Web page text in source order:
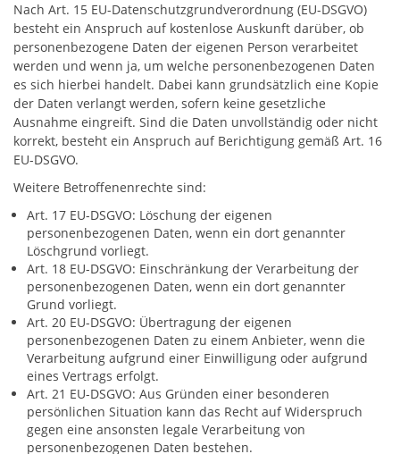
Nach Art. 15 EU-Datenschutzgrundverordnung (EU-DSGVO)
besteht ein Anspruch auf kostenlose Auskunft darüber, ob
personenbezogene Daten der eigenen Person verarbeitet
werden und wenn ja, um welche personenbezogenen Daten
es sich hierbei handelt. Dabei kann grundsätzlich eine Kopie
der Daten verlangt werden, sofern keine gesetzliche
Ausnahme eingreift. Sind die Daten unvollständig oder nicht
korrekt, besteht ein Anspruch auf Berichtigung gemäß Art. 16
EU-DSGVO.
Weitere Betroffenenrechte sind:
Art. 17 EU-DSGVO: Löschung der eigenen
personenbezogenen Daten, wenn ein dort genannter
Löschgrund vorliegt.
Art. 18 EU-DSGVO: Einschränkung der Verarbeitung der
personenbezogenen Daten, wenn ein dort genannter
Grund vorliegt.
Art. 20 EU-DSGVO: Übertragung der eigenen
personenbezogenen Daten zu einem Anbieter, wenn die
Verarbeitung aufgrund einer Einwilligung oder aufgrund
eines Vertrags erfolgt.
Art. 21 EU-DSGVO: Aus Gründen einer besonderen
persönlichen Situation kann das Recht auf Widerspruch
gegen eine ansonsten legale Verarbeitung von
personenbezogenen Daten bestehen.